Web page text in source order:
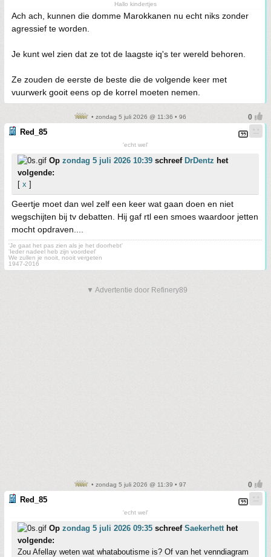
Hallo kindertjes
Ach ach, kunnen die domme Marokkanen nu echt niks zonder
agressief te worden.
Je kunt wel zien dat ze tot de laagste iq's ter wereld behoren.
Ze zouden de eerste de beste die de volgende keer met
vuurwerk gooit eens op de korrel moeten nemen.
• zondag 5 juli 2026 @ 11:36 • 96
Red_85
'echt wel'
Op zondag 5 juli 2026 10:39 schreef DrDentz het
volgende:
[ x ]
Geertje moet dan wel zelf een keer wat gaan doen en niet
wegschijten bij tv debatten. Hij gaf rtl een smoes waardoor jetten
mocht opdraven....
'Je gaat het pas zien als je het doorhebt'
'Ieder nadeel heb zijn voordeel'
We zullen je nooit, nooit vergeten
1947-2016
▼ Advertentie door Refinery89
• zondag 5 juli 2026 @ 11:39 • 97
Red_85
'echt wel'
Op zondag 5 juli 2026 09:35 schreef Saekerhetthet
volgende:
Zou Afellay weten wat whataboutisme is? Of van het venndiagram